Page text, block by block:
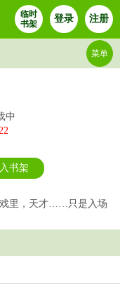
临时
书架
登录 注册
菜单
中
书架
戏里，天才……只是入场